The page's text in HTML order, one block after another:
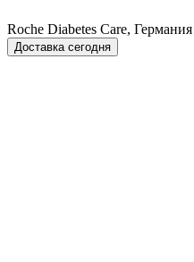
Roche Diabetes Care, Германия
Доставка сегодня